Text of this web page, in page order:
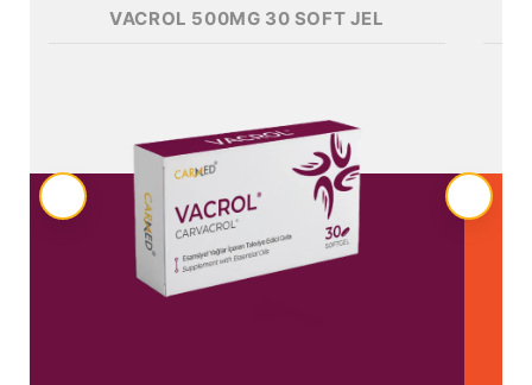
VACROL 500MG 30 SOFT JEL